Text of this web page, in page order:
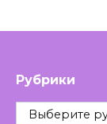
Рубрики
Рубрики